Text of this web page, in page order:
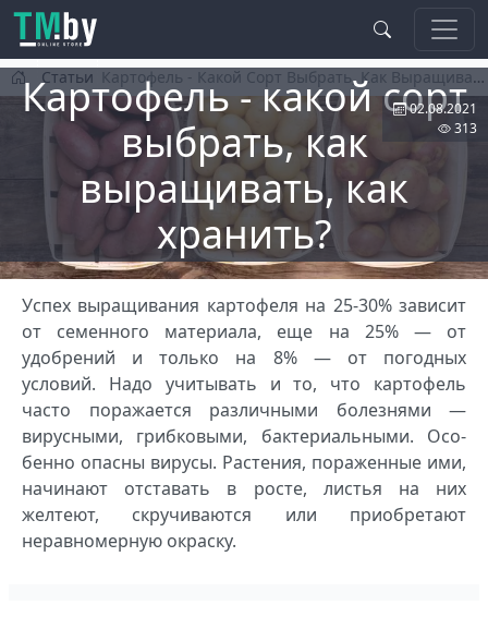
Перейти к основному содержанию
Статьи Картофель - Какой Сорт Выбрать, Как Выращивать, Как Хранить?
Картофель - какой сорт
выбрать, как
выращивать, как
хранить?
02.08.2021
313
Успех выращива­ния картофеля на 25-30% зависит
от се­менного материала, еще на 25% — от
удобрений и толь­ко на 8% — от погодных
условий. Надо учитывать и то, что картофель
часто поражается различными болезня­ми —
вирусными, грибковыми, бактериальными. Осо­
бенно опасны вирусы. Растения, пораженные ими,
на­чинают отставать в росте, листья на них
желтеют, скру­чиваются или приобретают
неравномерную окраску.